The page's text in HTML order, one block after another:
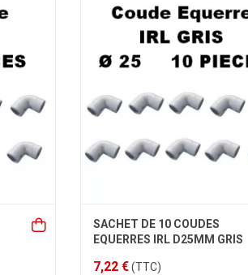
SACHET DE 10 COUDES
EQUERRES IRL D25MM GRIS
7,22 €(TTC)